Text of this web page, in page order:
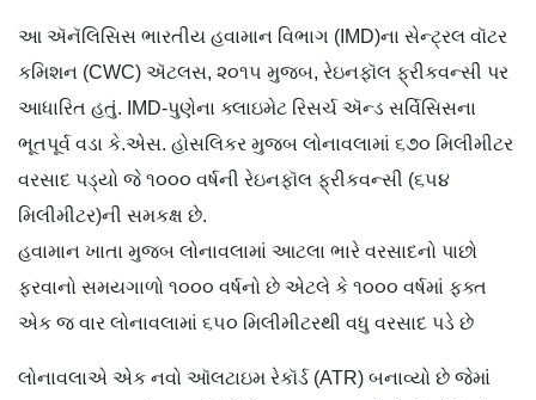
આ ઍનૅલિસિસ ભારતીય હવામાન વિભાગ (IMD)ના સેન્ટ્રલ વૉટર
કમિશન (CWC) ઍટલસ, ૨૦૧૫ મુજબ, રેઇનફૉલ ફ્રીકવન્સી પર
આધારિત હતું. IMD-પુણેના ક્લાઇમેટ રિસર્ચ ઍન્ડ સર્વિસિસના
ભૂતપૂર્વ વડા કે.એસ. હોસલિકર મુજબ લોનાવલામાં ૬૭૦ મિલીમીટર
વરસાદ પડ્યો જે ૧૦૦૦ વર્ષની રેઇનફૉલ ફ્રીકવન્સી (૬૫૪
મિલીમીટર)ની સમકક્ષ છે.
હવામાન ખાતા મુજબ લોનાવલામાં આટલા ભારે વરસાદનો પાછો
ફરવાનો સમયગાળો ૧૦૦૦ વર્ષનો છે એટલે કે ૧૦૦૦ વર્ષમાં ફક્ત
એક જ વાર લોનાવલામાં ૬૫૦ મિલીમીટરથી વધુ વરસાદ પડે છે
લોનાવલાએ એક નવો ઑલટાઇમ રેકૉર્ડ (ATR) બનાવ્યો છે જેમાં